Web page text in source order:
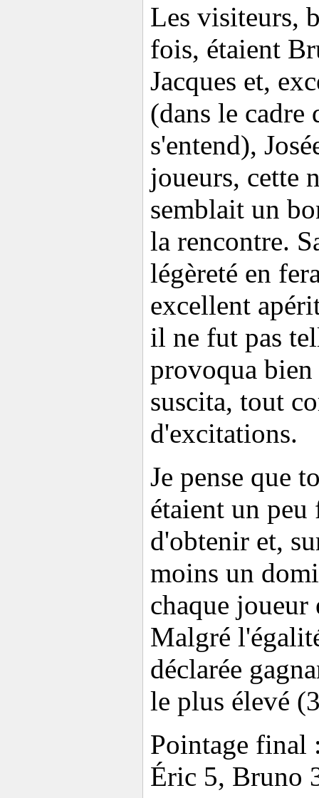
Les visiteurs,
fois, étaient
Jacques et,
(dans le cadre
s'entend),
joueurs, cette
semblait un
la rencontre.
légèreté en
excellent
il ne fut pas
provoqua
suscita, tout
d'excitations.
Je pense que
étaient un
d'obtenir et,
moins un
chaque
Malgré
déclarée
le plus élevé
Pointage final
Éric 5, Bruno